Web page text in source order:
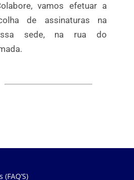
vamos efetuar a
de assinaturas na
sede, na rua do